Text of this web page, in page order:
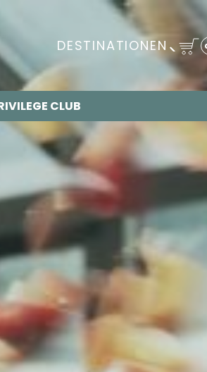
DESTINATIONEN
CLUB